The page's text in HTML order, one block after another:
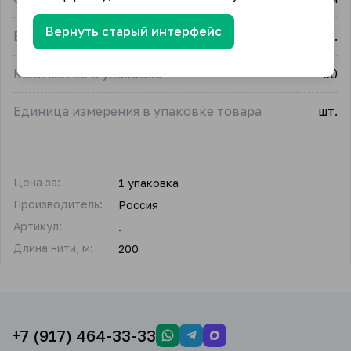
Единица измерения упак.
Количество в упаковке 30
Единица измерения в упаковке товара шт.
Цена за:
1 упаковка
Производитель:
Россия
Артикул:
.
Длина нити, м:
200
+7 (917) 464-33-33
Вернуть старый интерфейс